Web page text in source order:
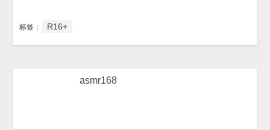
标签： R16+
asmr168